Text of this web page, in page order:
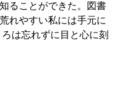
ることができた。図書
れやすい私には手元に
は忘れずに目と心に刻